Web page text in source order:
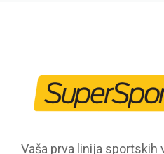
Vaša prva linija sportskih